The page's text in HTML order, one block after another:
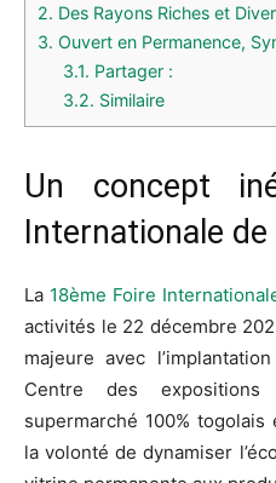
2. Des Rayons Riches et
3. Ouvert en Permanence,
3.1. Partager :
3.2. Similaire
Un concept
Internationale de
La 18ème Foire
activités le 22 décembre
majeure avec
Centre des
supermarché 100%
la volonté de dynamiser